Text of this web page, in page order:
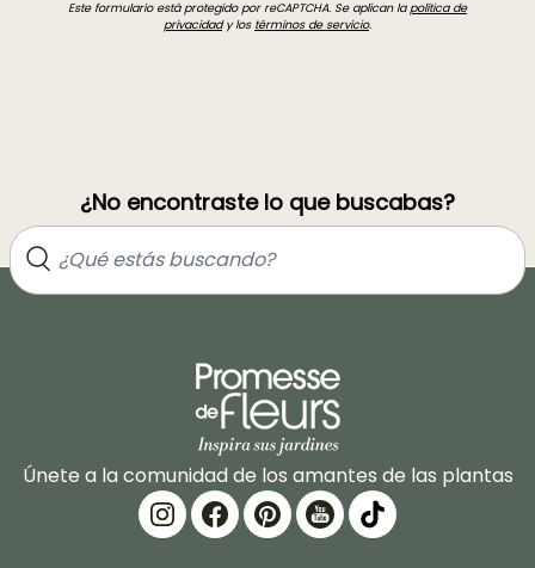
Este formulario está protegido por reCAPTCHA. Se aplican lapolítica de
privacidady los términos de servicio.
¿No encontraste lo que buscabas?
Únete a la comunidad de los amantes de las plantas